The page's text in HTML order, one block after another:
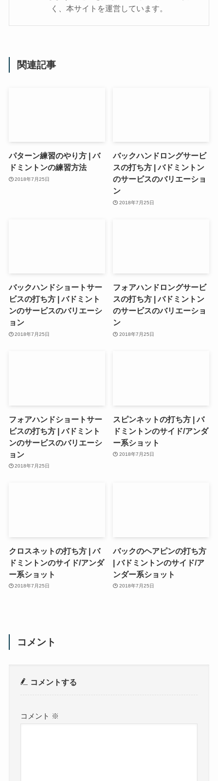
く、本サイトを運営しています。
関連記事
パターン練習のやり方 | バ
ドミントンの練習方法
2018年7月25日
バックハンドロングサービ
スの打ち方 | バドミントン
のサービスのバリエーショ
ン
2018年7月25日
バックハンドショートサー
ビスの打ち方 | バドミント
ンのサービスのバリエーシ
ョン
2018年7月25日
フォアハンドロングサービ
スの打ち方 | バドミントン
のサービスのバリエーショ
ン
2018年7月25日
フォアハンドショートサー
ビスの打ち方 | バドミント
ンのサービスのバリエーシ
ョン
2018年7月25日
スピンネットの打ち方 | バ
ドミントンのサイド/アンダ
ー系ショット
2018年7月25日
クロスネットの打ち方 | バ
ドミントンのサイド/アンダ
ー系ショット
2018年7月25日
バックのヘアピンの打ち方
| バドミントンのサイド/ア
ンダー系ショット
2018年7月25日
コメント
コメントする
コメント ※